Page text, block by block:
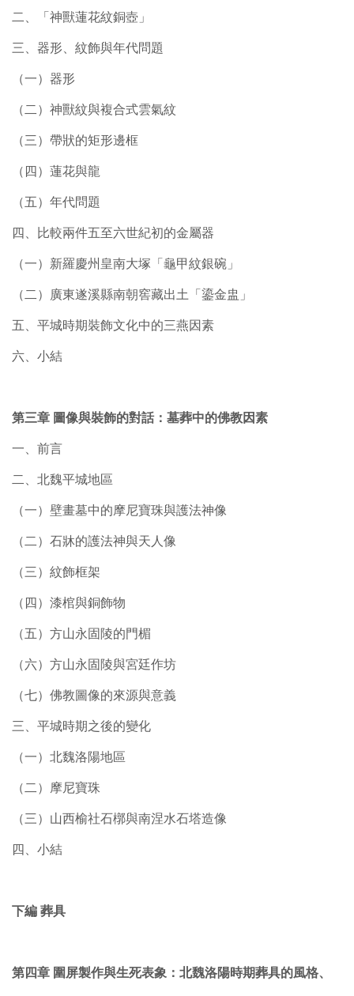
二、「神獸蓮花紋銅壺」
三、器形、紋飾與年代問題
（一）器形
（二）神獸紋與複合式雲氣紋
（三）帶狀的矩形邊框
（四）蓮花與龍
（五）年代問題
四、比較兩件五至六世紀初的金屬器
（一）新羅慶州皇南大塚「龜甲紋銀碗」
（二）廣東遂溪縣南朝窖藏出土「鎏金盅」
五、平城時期裝飾文化中的三燕因素
六、小結
第三章 圖像與裝飾的對話：墓葬中的佛教因素
一、前言
二、北魏平城地區
（一）壁畫墓中的摩尼寶珠與護法神像
（二）石牀的護法神與天人像
（三）紋飾框架
（四）漆棺與銅飾物
（五）方山永固陵的門楣
（六）方山永固陵與宮廷作坊
（七）佛教圖像的來源與意義
三、平城時期之後的變化
（一）北魏洛陽地區
（二）摩尼寶珠
（三）山西榆社石槨與南涅水石塔造像
四、小結
下編 葬具
第四章 圍屏製作與生死表象：北魏洛陽時期葬具的風格、